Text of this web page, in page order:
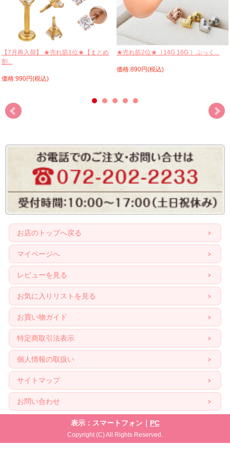
【7月再入荷】 ★売れ筋1位★【まとめ
割...
価格:990円(税込)
★売れ筋2位★［14G 16G ］ぷっく...
価格:890円(税込)
お店のトップへ戻る
マイページへ
レビューを見る
お気に入りリストを見る
お買い物ガイド
特定商取引法表示
個人情報の取扱い
サイトマップ
お問い合わせ
表示：スマートフォン｜ PC
Copyright (C) All Rights Reserved.